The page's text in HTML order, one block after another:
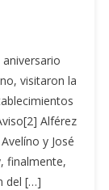
visitaron la
Alférez
y José
finalmente,
del […]